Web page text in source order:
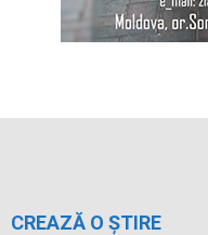
CREAZĂ O ȘTIRE